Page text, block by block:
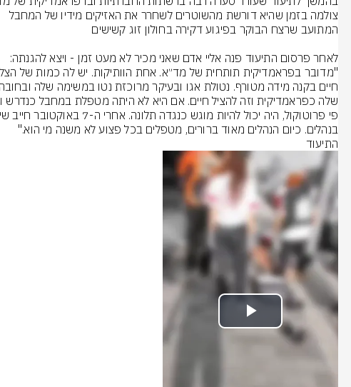
בנהלים. כיום הנהלים מאוד ברורים, מטפלים בכל פצוע לא משנה מי הוא."
התיעוד
Play